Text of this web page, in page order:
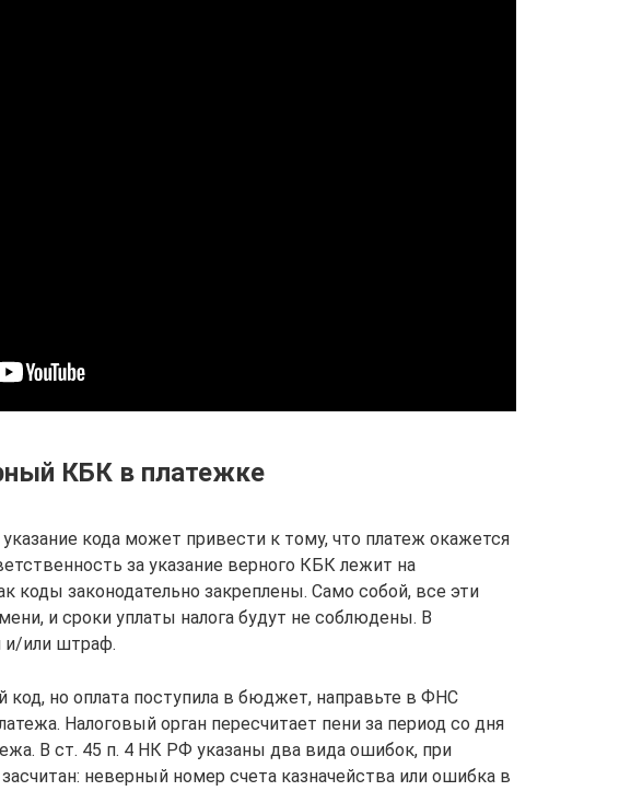
КБК в платежке
кода может привести к тому, что платеж окажется
за указание верного КБК лежит на
коды законодательно закреплены. Само собой, все эти
и сроки уплаты налога будут не соблюдены. В
и/или штраф.
код, но оплата поступила в бюджет, направьте в ФНС
Налоговый орган пересчитает пени за период со дня
В ст. 45 п. 4 НК РФ указаны два вида ошибок, при
неверный номер счета казначейства или ошибка в